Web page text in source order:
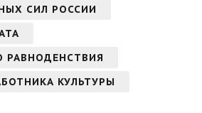
СИЛ РОССИИ
РАВНОДЕНСТВИЯ
КУЛЬТУРЫ